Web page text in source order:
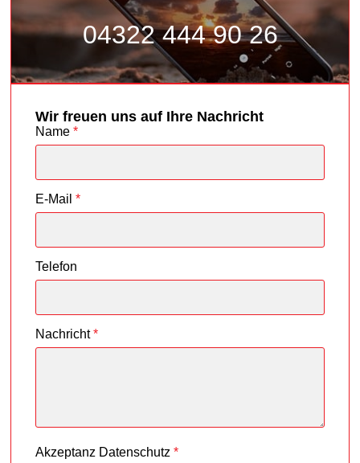
04322 444 90 26
Wir freuen uns auf Ihre Nachricht
Name *
E-Mail *
Telefon
Nachricht *
Akzeptanz Datenschutz *